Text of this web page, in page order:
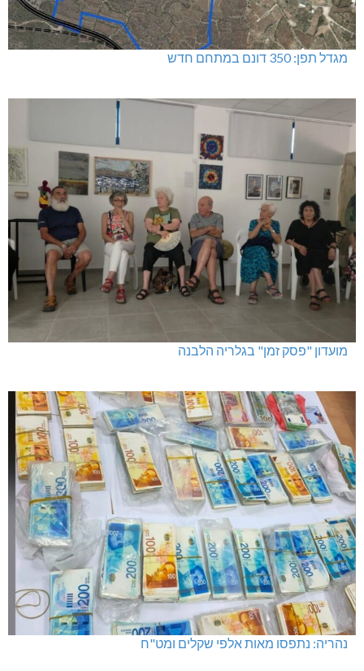
מגדל תפן: 350 דונם במתחם חדש
מועדון "פסק זמן" בגלריה הלבנה
נהריה: נתפסו מאות אלפי שקלים ומט"ח